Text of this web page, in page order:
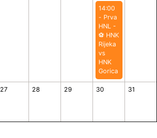
14:00
- Prva
HNL -
⚽️ HNK
Rijeka
vs
HNK
Gorica
27 28 29 30 31